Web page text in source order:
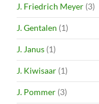
J. Friedrich Meyer (3)
J. Gentalen (1)
J. Janus (1)
J. Kiwisaar (1)
J. Pommer (3)